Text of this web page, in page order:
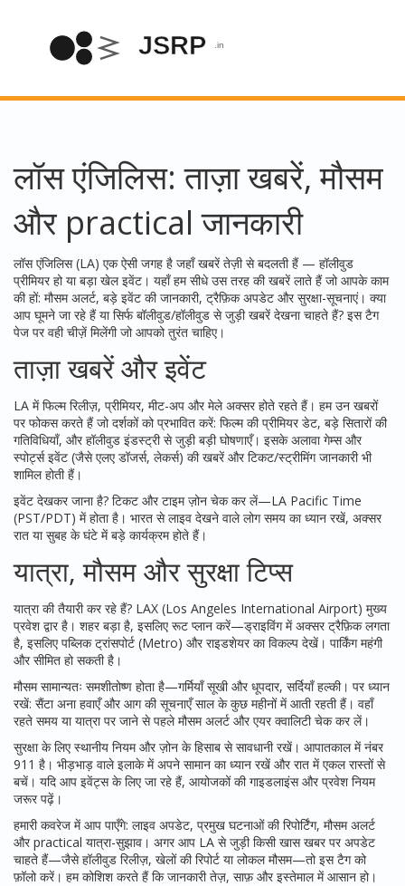
लॉस एंजिलिस: ताज़ा खबरें, मौसम
और practical जानकारी
लॉस एंजिलिस (LA) एक ऐसी जगह है जहाँ खबरें तेज़ी से बदलती हैं — हॉलीवुड
प्रीमियर हो या बड़ा खेल इवेंट। यहाँ हम सीधे उस तरह की खबरें लाते हैं जो आपके काम
की हों: मौसम अलर्ट, बड़े इवेंट की जानकारी, ट्रैफ़िक अपडेट और सुरक्षा-सूचनाएं। क्या
आप घूमने जा रहे हैं या सिर्फ बॉलीवुड/हॉलीवुड से जुड़ी खबरें देखना चाहते हैं? इस टैग
पेज पर वही चीज़ें मिलेंगी जो आपको तुरंत चाहिए।
ताज़ा खबरें और इवेंट
LA में फिल्म रिलीज़, प्रीमियर, मीट-अप और मेले अक्सर होते रहते हैं। हम उन खबरों
पर फोकस करते हैं जो दर्शकों को प्रभावित करें: फिल्म की प्रीमियर डेट, बड़े सितारों की
गतिविधियाँ, और हॉलीवुड इंडस्ट्री से जुड़ी बड़ी घोषणाएँ। इसके अलावा गेम्स और
स्पोर्ट्स इवेंट (जैसे एलए डॉजर्स, लेकर्स) की खबरें और टिकट/स्ट्रीमिंग जानकारी भी
शामिल होती हैं।
इवेंट देखकर जाना है? टिकट और टाइम ज़ोन चेक कर लें—LA Pacific Time
(PST/PDT) में होता है। भारत से लाइव देखने वाले लोग समय का ध्यान रखें, अक्सर
रात या सुबह के घंटे में बड़े कार्यक्रम होते हैं।
यात्रा, मौसम और सुरक्षा टिप्स
यात्रा की तैयारी कर रहे हैं? LAX (Los Angeles International Airport) मुख्य
प्रवेश द्वार है। शहर बड़ा है, इसलिए रूट प्लान करें—ड्राइविंग में अक्सर ट्रैफ़िक लगता
है, इसलिए पब्लिक ट्रांसपोर्ट (Metro) और राइडशेयर का विकल्प देखें। पार्किंग महंगी
और सीमित हो सकती है।
मौसम सामान्यतः समशीतोष्ण होता है—गर्मियाँ सूखी और धूपदार, सर्दियाँ हल्की। पर ध्यान
रखें: सैंटा अना हवाएँ और आग की सूचनाएँ साल के कुछ महीनों में आती रहती हैं। वहाँ
रहते समय या यात्रा पर जाने से पहले मौसम अलर्ट और एयर क्वालिटी चेक कर लें।
सुरक्षा के लिए स्थानीय नियम और ज़ोन के हिसाब से सावधानी रखें। आपातकाल में नंबर
911 है। भीड़भाड़ वाले इलाके में अपने सामान का ध्यान रखें और रात में एकल रास्तों से
बचें। यदि आप इवेंट्स के लिए जा रहे हैं, आयोजकों की गाइडलाइंस और प्रवेश नियम
जरूर पढ़ें।
हमारी कवरेज में आप पाएँगे: लाइव अपडेट, प्रमुख घटनाओं की रिपोर्टिंग, मौसम अलर्ट
और practical यात्रा-सुझाव। अगर आप LA से जुड़ी किसी खास खबर पर अपडेट
चाहते हैं—जैसे हॉलीवुड रिलीज़, खेलों की रिपोर्ट या लोकल मौसम—तो इस टैग को
फ़ॉलो करें। हम कोशिश करते हैं कि जानकारी तेज़, साफ़ और इस्तेमाल में आसान हो।